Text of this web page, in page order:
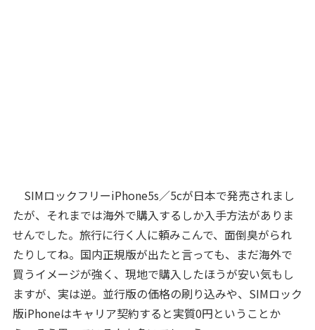
SIMロックフリーiPhone5s／5cが日本で発売されまし
たが、それまでは海外で購入するしか入手方法がありま
せんでした。旅行に行く人に頼みこんで、面倒臭がられ
たりしてね。国内正規版が出たと言っても、まだ海外で
買うイメージが強く、現地で購入したほうが安い気もし
ますが、実は逆。並行版の価格の刷り込みや、SIMロック
版iPhoneはキャリア契約すると実質0円ということか